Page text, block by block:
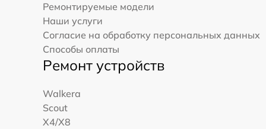
Ремонтируемые модели
Наши услуги
Согласие на обработку персональных данных
Способы оплаты
Ремонт устройств
Walkera
Scout
X4/X8